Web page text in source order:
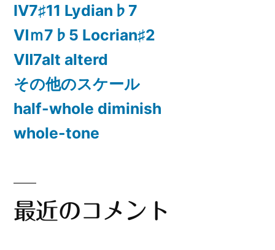
Ⅳ7♯11 Lydian♭7
Ⅵｍ7♭5 Locrian♯2
Ⅶ7alt alterd
その他のスケール
half-whole diminish
whole-tone
最近のコメント